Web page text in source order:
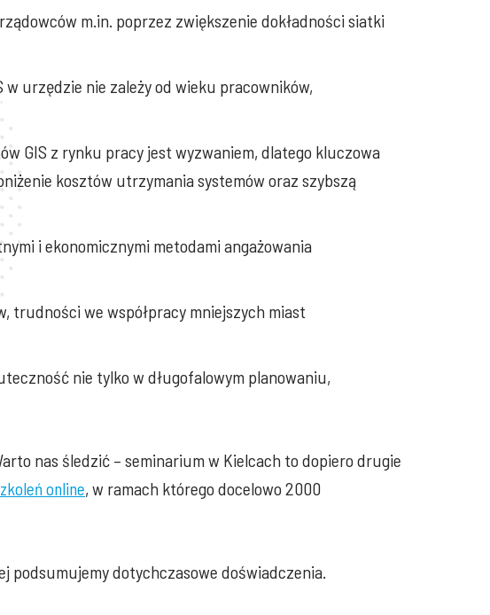
m.in. poprzez zwiększenie dokładności siatki
urzędzie nie zależy od wieku pracowników,
GIS z rynku pracy jest wyzwaniem, dlatego kluczowa
kosztów utrzymania systemów oraz szybszą
i ekonomicznymi metodami angażowania
trudności we współpracy mniejszych miast
nie tylko w długofalowym planowaniu,
nas śledzić – seminarium w Kielcach to dopiero drugie
online, w ramach którego docelowo 2000
podsumujemy dotychczasowe doświadczenia.